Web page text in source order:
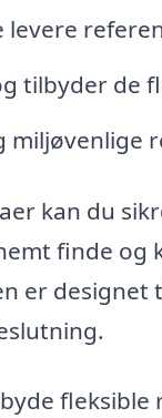
levere
tilbyder de
kan du
finde og
er
fleksible